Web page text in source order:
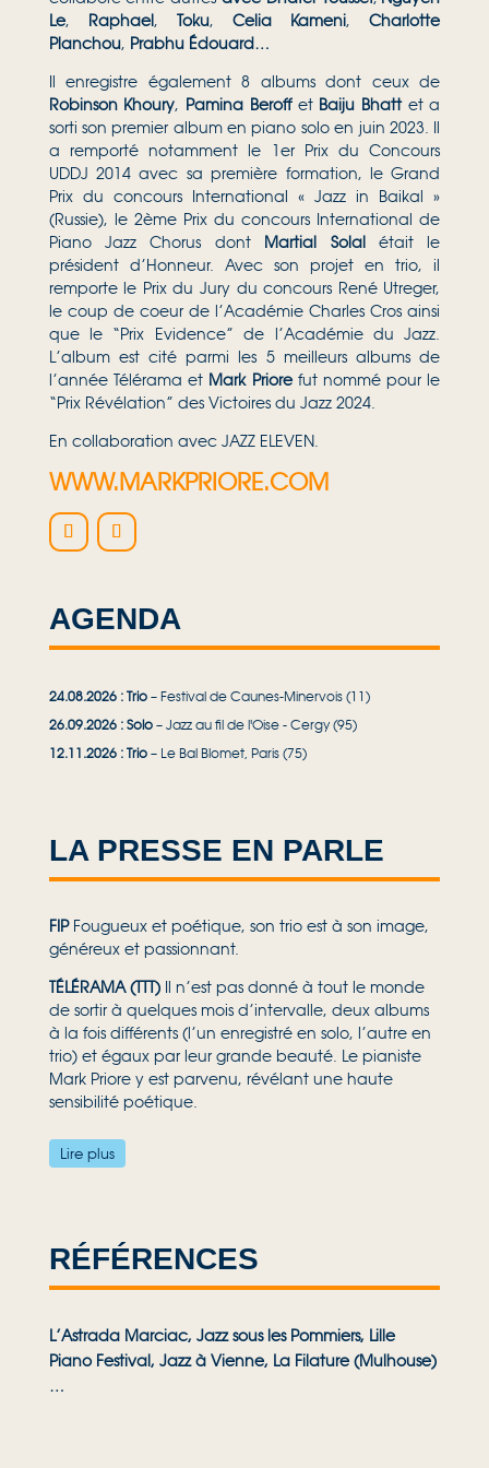
Le, Raphael, Toku, Celia Kameni, Charlotte
Planchou, Prabhu Édouard…
Il enregistre également 8 albums dont ceux de
Robinson Khoury, Pamina Beroff et Baiju Bhattet a
sorti son premier album en piano solo en juin 2023. Il
a remporté notamment le 1er Prix du Concours
UDDJ 2014 avec sa première formation, le Grand
Prix du concours International « Jazz in Baikal »
(Russie), le 2ème Prix du concours International de
Piano Jazz Chorus dont Martial Solalétait le
président d’Honneur. Avec son projet en trio, il
remporte le Prix du Jury du concours René Utreger,
le coup de coeur de l’Académie Charles Cros ainsi
que le “Prix Evidence” de l’Académie du Jazz.
L’album est cité parmi les 5 meilleurs albums de
l’année Télérama et Mark Priorefut nommé pour le
“Prix Révélation” des Victoires du Jazz 2024.
En collaboration avec JAZZ ELEVEN.
WWW.MARKPRIORE.COM
AGENDA
24.08.2026 : Trio – Festival de Caunes-Minervois (11)
26.09.2026 : Solo – Jazz au fil de l'Oise - Cergy (95)
12.11.2026 : Trio – Le Bal Blomet, Paris (75)
LA PRESSE EN PARLE
FIPFougueux et poétique, son trio est à son image,
généreux et passionnant.
TÉLÉRAMA (TTT)Il n’est pas donné à tout le monde
de sortir à quelques mois d’intervalle, deux albums
à la fois différents (l’un enregistré en solo, l’autre en
trio) et égaux par leur grande beauté. Le pianiste
Mark Priore y est parvenu, révélant une haute
sensibilité poétique.
FRANCE MUSIQUE
grand parcours.
le pianiste et compositeur Mark Priore livre dans la
foulée un album en trio. Dix compositions
personnelles aux discrètes influences de musique
Mark a écrites comme matériau initial.
Représentatif de la générosité et de l’équilibre du
Lire plus
RÉFÉRENCES
L’Astrada Marciac, Jazz sous les Pommiers, Lille
Piano Festival, Jazz à Vienne, La Filature (Mulhouse)
…